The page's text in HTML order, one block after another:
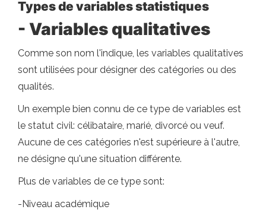
Types de variables statistiques
- Variables qualitatives
Comme son nom l'indique, les variables qualitatives
sont utilisées pour désigner des catégories ou des
qualités.
Un exemple bien connu de ce type de variables est
le statut civil: célibataire, marié, divorcé ou veuf.
Aucune de ces catégories n'est supérieure à l'autre,
ne désigne qu'une situation différente.
Plus de variables de ce type sont:
-Niveau académique